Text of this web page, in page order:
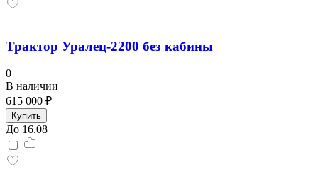
Трактор Уралец-2200 без кабины
0
В наличии
615 000 ₽
Купить
До 16.08